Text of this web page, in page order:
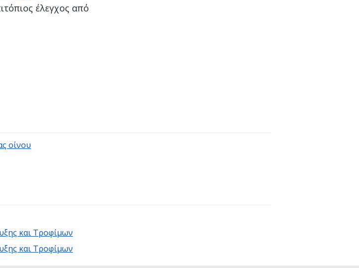
έλεγχος από
οίνου
και Τροφίμων
και Τροφίμων